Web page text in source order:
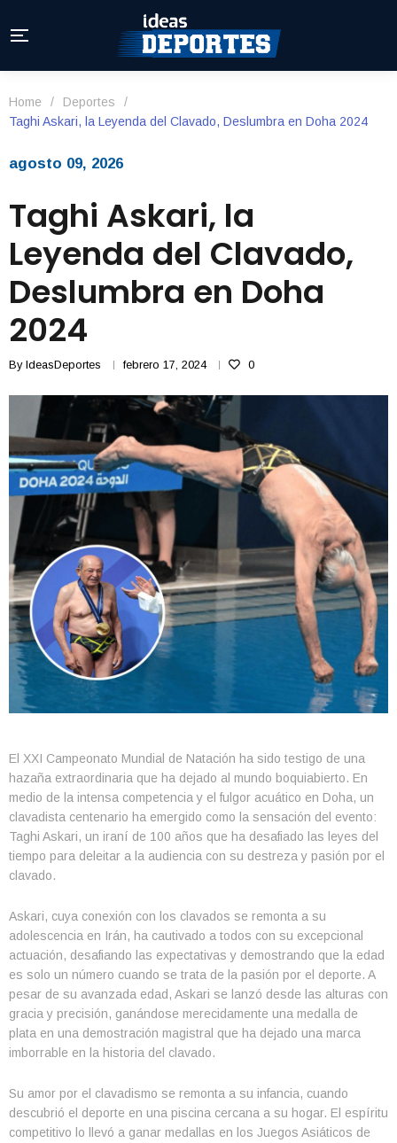
Home / Deportes
/
Taghi Askari, la Leyenda del Clavado, Deslumbra en Doha 2024
agosto 09, 2026
Taghi Askari, la
Leyenda del Clavado,
Deslumbra en Doha
2024
By IdeasDeportes febrero 17, 2024 0
El XXI Campeonato Mundial de Natación ha sido testigo de una
hazaña extraordinaria que ha dejado al mundo boquiabierto. En
medio de la intensa competencia y el fulgor acuático en Doha, un
clavadista centenario ha emergido como la sensación del evento:
Taghi Askari, un iraní de 100 años que ha desafiado las leyes del
tiempo para deleitar a la audiencia con su destreza y pasión por el
clavado.
Askari, cuya conexión con los clavados se remonta a su
adolescencia en Irán, ha cautivado a todos con su excepcional
actuación, desafiando las expectativas y demostrando que la edad
es solo un número cuando se trata de la pasión por el deporte. A
pesar de su avanzada edad, Askari se lanzó desde las alturas con
gracia y precisión, ganándose merecidamente una medalla de
plata en una demostración magistral que ha dejado una marca
imborrable en la historia del clavado.
Su amor por el clavadismo se remonta a su infancia, cuando
descubrió el deporte en una piscina cercana a su hogar. El espíritu
competitivo lo llevó a ganar medallas en los Juegos Asiáticos de